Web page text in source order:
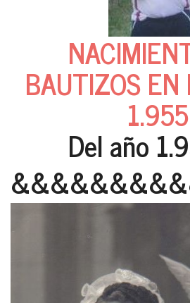
BAUTIZOS EN
1.955
Del año